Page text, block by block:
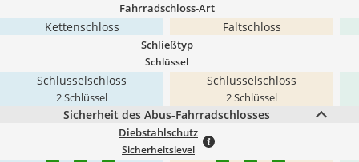
Fahrradschloss-Art
Kettenschloss Faltschloss
Schließtyp
Schlüssel
Schlüsselschloss
2 Schlüssel
Schlüsselschloss
2 Schlüssel
Sicherheit des Abus-Fahrradschlosses
Diebstahlschutz
Sicherheitslevel